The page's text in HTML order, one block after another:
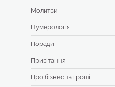
Молитви
Нумерологія
Поради
Привітання
Про бізнес та гроші